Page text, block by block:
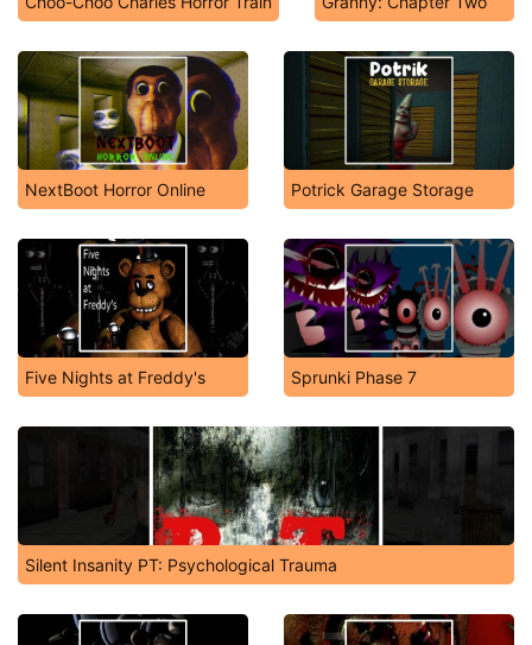
NextBoot Horror Online Potrick Garage Storage
Five Nights at Freddy's Sprunki Phase 7
Silent Insanity PT: Psychological Trauma